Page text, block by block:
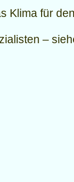
Klima für
–